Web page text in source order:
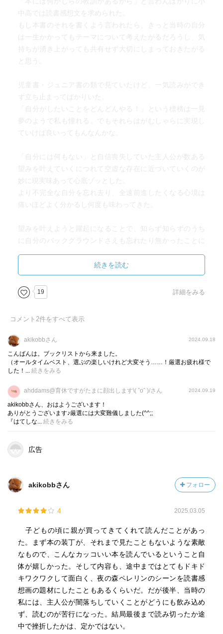
中高では読書感想文を求められた。
もし本書のそれを書くよう言われたら、きっと当時の自分
は一生かかってもテーマについて考えたがるだろうし、気
持ちが湧き上がっても共有せず大切にしまっておきたがる
と思う。
児童書・ジュニア書の類で見ていたけど、一気読みができ
ず立ち止まってばかりいた。
「自分がしたいことをどんどんやる！」という標榜は一見
夢のようで私も憧れる。でもそれらはがむしゃらに実現し
ていけば良いってもんなんかな。
「自分には何もない」と自信喪失していた主人公が数ある
望みを叶えていくにつれて空虚な存在に近づいていくのが
妙に現実味あって心底ゾッとした。
より不完全な自分を忘れ去り、全速前進したくなる心境は
痛いほどよく分かるし何度も味わってきた。
望みを叶えようと躍起になることで、知らず知らずのうち
に自分のバックグラウンドさえも忘れたり無かったことに
教訓と思しき教訓は拾えた気がするけど、望みを叶えるこ
とよりもいかなる時もあるがままの自分を愛し抜くことの
方が一生かかっても難しい課題かもしれないと今の自分は
続きを読む
19 詳細をみる
コメント 2件をすべて表示
akikobbさん 2024.09.18
こんばんは。ブックリストから来ました。
（オールタイムベスト、選ぶの楽しいけれど大変そう……！厳選お疲れ様で
した！... 続きをみる
ahddams@育休ですがたまに顔出します\( ˆoˆ )/さん 2024.09.19
akikobbさん、おはようございます！
ありがとうございます♪厳選には大変難儀しました(^^;;
『はてしな... 続きをみる
広告
akikobbさん フォロー
4 2025.03.05
子どもの頃に親が買ってきてくれて読んだことがあっ
た。まず本の装丁が、それまで見たこともないような素敵
なもので、こんなカッコいい本を読んでいるということ自
体が嬉しかった。そして内容も、途中まではとてもドキド
キワクワクして面白く、夜の森ペレリンのシーンを読書感
想画の題材にしたこともあるくらいだ。だが後半、当時の
私には、主人公が闇落ちしていくことがどうにも飲み込め
ず、読むのが苦行になった。結局最後まで読み切ったか途
中で挫折したかは、定かではない。